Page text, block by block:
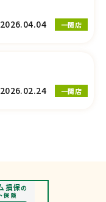
2026.04.04
一関店
2026.02.24
一関店